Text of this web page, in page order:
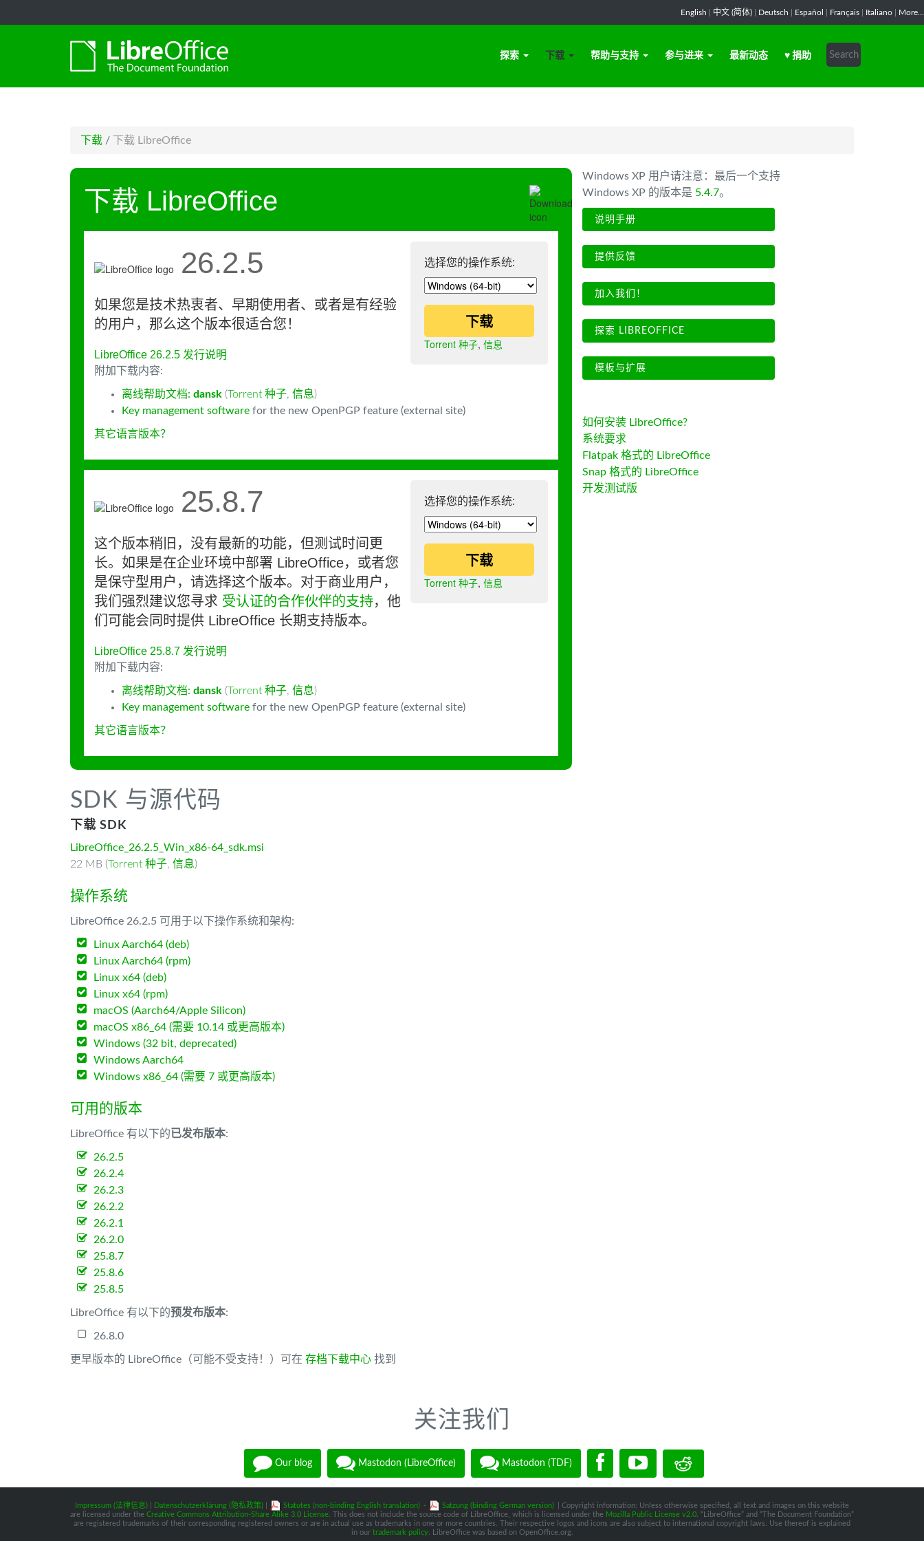
English 中文 (简体) Deutsch Español Français Italiano More...
探索 下载 帮助与支持 参与进来 最新动态 ♥ 捐助
下载 / 下载 LibreOffice
下载 LibreOffice
选择您的操作系统:
下载
Torrent 种子, 信息
26.2.5
如果您是技术热衷者、早期使用者、或者是有经验
的用户，那么这个版本很适合您！
LibreOffice 26.2.5 发行说明
附加下载内容:
离线帮助文档: dansk (Torrent 种子, 信息)
Key management software for the new OpenPGP feature (external site)
其它语言版本？
选择您的操作系统:
下载
Torrent 种子, 信息
25.8.7
这个版本稍旧，没有最新的功能，但测试时间更
长。如果是在企业环境中部署 LibreOffice，或者您
是保守型用户，请选择这个版本。对于商业用户，
我们强烈建议您寻求 受认证的合作伙伴的支持，他
们可能会同时提供 LibreOffice 长期支持版本。
LibreOffice 25.8.7 发行说明
附加下载内容:
离线帮助文档: dansk (Torrent 种子, 信息)
Key management software for the new OpenPGP feature (external site)
其它语言版本？
SDK 与源代码
下载 SDK
LibreOffice_26.2.5_Win_x86-64_sdk.msi
22 MB (Torrent 种子, 信息)
操作系统
LibreOffice 26.2.5 可用于以下操作系统和架构:
Linux Aarch64 (deb)
Linux Aarch64 (rpm)
Linux x64 (deb)
Linux x64 (rpm)
macOS (Aarch64/Apple Silicon)
macOS x86_64 (需要 10.14 或更高版本)
Windows (32 bit, deprecated)
Windows Aarch64
Windows x86_64 (需要 7 或更高版本)
可用的版本
LibreOffice 有以下的已发布版本:
26.2.5
26.2.4
26.2.3
26.2.2
26.2.1
26.2.0
25.8.7
25.8.6
25.8.5
LibreOffice 有以下的预发布版本:
26.8.0
更早版本的 LibreOffice（可能不受支持！）可在 存档下载中心 找到
Windows XP 用户请注意：最后一个支持
Windows XP 的版本是 5.4.7。
说明手册
提供反馈
加入我们！
探索 LIBREOFFICE
模板与扩展
如何安装 LibreOffice?
系统要求
Flatpak 格式的 LibreOffice
Snap 格式的 LibreOffice
开发测试版
关注我们
Our blog Mastodon (LibreOffice) Mastodon (TDF)
Impressum (法律信息) Datenschutzerklärung (隐私政策) Statutes (non-binding English translation) - Satzung (binding German version)
| Copyright information: Unless otherwise specified, all text and images on this website
are licensed under the Creative Commons Attribution-Share Alike 3.0 License . This does not include the source code of LibreOffice, which is licensed under the Mozilla Public License v2.0 . “LibreOffice” and “The Document Foundation”
are registered trademarks of their corresponding registered owners or are in actual use as trademarks in one or more countries. Their respective logos and icons are also subject to international copyright laws. Use thereof is explained
in our trademark policy. LibreOffice was based on OpenOffice.org.